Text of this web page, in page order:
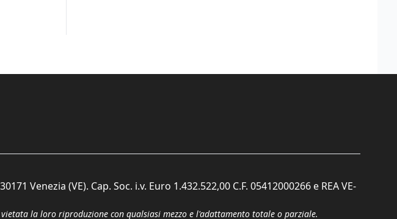
Venezia (VE). Cap. Soc. i.v. Euro 1.432.522,00 C.F. 05412000266 e REA VE-
la loro riproduzione con qualsiasi mezzo e l'adattamento totale o parziale.